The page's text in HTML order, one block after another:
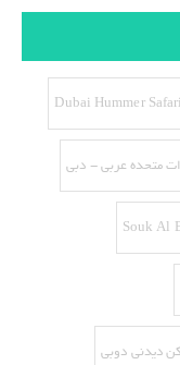
Dubai Hummer Safari
Souk Al
دیدنی دوبی